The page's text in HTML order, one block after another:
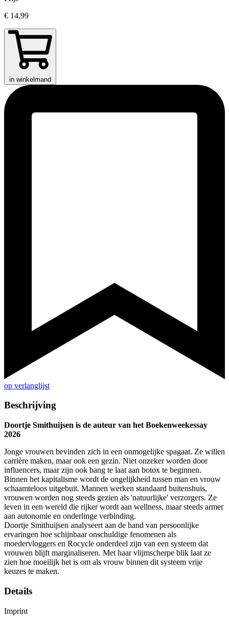
€ 14,99
in winkelmand
op verlanglijst
Beschrijving
Doortje Smithuijsen is de auteur van het Boekenweekessay
2026
Jonge vrouwen bevinden zich in een onmogelijke spagaat. Ze willen
carrière maken, maar ook een gezin. Niet onzeker worden door
influencers, maar zijn ook bang te laat aan botox te beginnen.
Binnen het kapitalisme wordt de ongelijkheid tussen man en vrouw
schaamteloos uitgebuit. Mannen werken standaard buitenshuis,
vrouwen worden nog steeds gezien als 'natuurlijke' verzorgers. Ze
leven in een wereld die rijker wordt aan wellness, maar steeds armer
aan autonomie en onderlinge verbinding.
Doortje Smithuijsen analyseert aan de hand van persoonlijke
ervaringen hoe schijnbaar onschuldige fenomenen als
moedervloggers en Rocycle onderdeel zijn van een systeem dat
vrouwen blijft marginaliseren. Met haar vlijmscherpe blik laat ze
zien hoe moeilijk het is om als vrouw binnen dit systeem vrije
keuzes te maken.
Details
Imprint